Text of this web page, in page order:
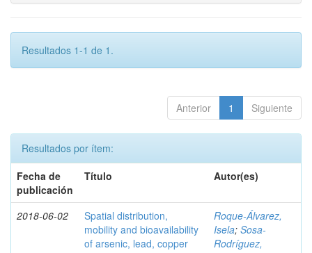
Resultados 1-1 de 1.
Anterior 1 Siguiente
Resultados por ítem:
Fecha de
publicación
Título Autor(es)
2018-06-02
Spatial distribution,
mobility and bioavailability
of arsenic, lead, copper
Roque-Álvarez,
Isela; Sosa-
Rodríguez,